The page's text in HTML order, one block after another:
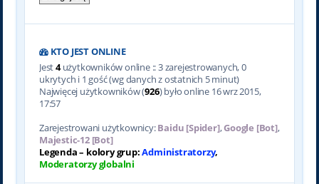
KTO JEST ONLINE
Jest4użytkowników online :: 3 zarejestrowanych, 0
ukrytych i 1 gość (wg danych z ostatnich 5 minut)
Najwięcej użytkowników (926) było online 16 wrz 2015,
17:57
Zarejestrowani użytkownicy:Baidu [Spider],Google [Bot],
Majestic-12 [Bot]
Legenda – kolory grup:Administratorzy,
Moderatorzy globalni